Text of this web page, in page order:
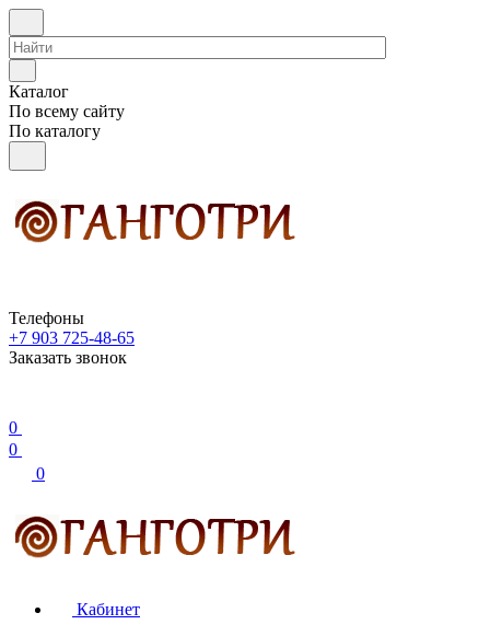
Каталог
По всему сайту
По каталогу
Телефоны
+7 903 725-48-65
Заказать звонок
0
0
0
Кабинет